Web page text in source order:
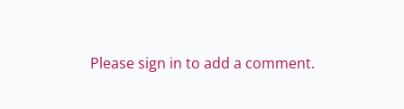
Please sign in to add a comment.